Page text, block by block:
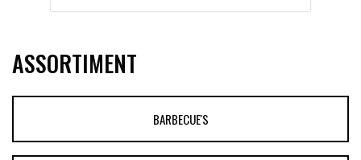
ASSORTIMENT
BARBECUE'S